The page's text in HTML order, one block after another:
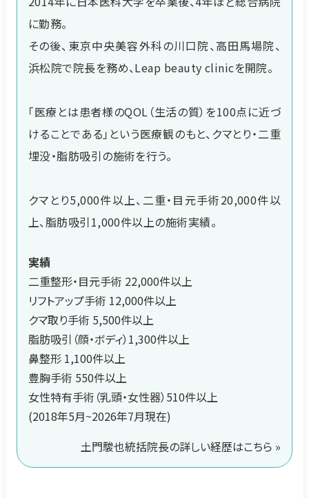
に勤務。
その後、東京中央美容外科の川口院、高田馬場院、
浜松院で院長を務め、Leap beauty clinicを開院。
「医療とは患者様のQOL（生活の質）を100点に近づ
けることである」という医療観のもと、クマとり・二重
埋没・脂肪吸引の施術を行う。
クマとり5,000件以上、二重・目元手術20,000件以
上、脂肪吸引1,000件以上の施術実績。
実績
二重整形・目元手術 22,000件以上
リフトアップ手術 12,000件以上
クマ取り手術 5,500件以上
脂肪吸引（顔・ボディ）1,300件以上
鼻整形 1,100件以上
豊胸手術 550件以上
女性特有手術（乳頭・女性器）510件以上
(2018年5月~2026年7月現在)
土門駿也統括院長の詳しい経歴はこちら »